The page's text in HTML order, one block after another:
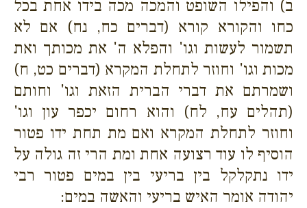
ב) והפילו השופט והמכה מכה בידו אחת בכל
כחו והקורא קורא (דברים כח, נח) אם לא
תשמור לעשות וגו' והפלא ה' את מכותך ואת
מכות וגו' וחוזר לתחלת המקרא (דברים כט, ח)
ושמרתם את דברי הברית הזאת וגו' וחותם
(תהלים עח, לח) והוא רחום יכפר עון וגו'
וחוזר לתחלת המקרא ואם מת תחת ידו פטור
הוסיף לו עוד רצועה אחת ומת הרי זה גולה על
ידו נתקלקל בין בריעי בין במים פטור רבי
יהודה אומר האיש בריעי והאשה במים: